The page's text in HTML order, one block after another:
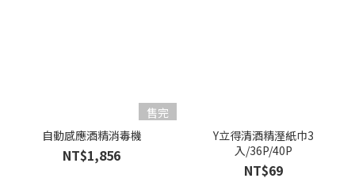
售完
自動感應酒精消毒機
NT$1,856
Y立得清酒精溼紙巾3
入/36P/40P
NT$69